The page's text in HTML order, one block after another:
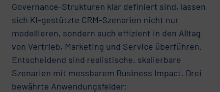
Governance-Strukturen klar definiert sind, lassen
sich KI-gestützte CRM-Szenarien nicht nur
modellieren, sondern auch effizient in den Alltag
von Vertrieb, Marketing und Service überführen.
Entscheidend sind realistische, skalierbare
Szenarien mit messbarem Business Impact. Drei
bewährte Anwendungsfelder: